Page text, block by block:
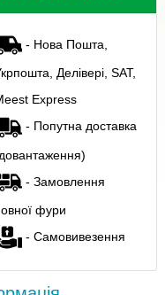
- Нова Пошта,
Делівері, SAT,
Express
- Попутна доставка
- Замовлення
фури
- Самовивезення